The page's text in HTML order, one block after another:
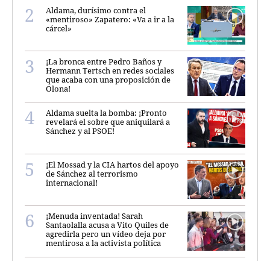
Aldama, durísimo contra el
«mentiroso» Zapatero: «Va a ir a la
cárcel»
¡La bronca entre Pedro Baños y
Hermann Tertsch en redes sociales
que acaba con una proposición de
Olona!
Aldama suelta la bomba: ¡Pronto
revelará el sobre que aniquilará a
Sánchez y al PSOE!
¡El Mossad y la CIA hartos del apoyo
de Sánchez al terrorismo
internacional!
¡Menuda inventada! Sarah
Santaolalla acusa a Vito Quiles de
agredirla pero un vídeo deja por
mentirosa a la activista política